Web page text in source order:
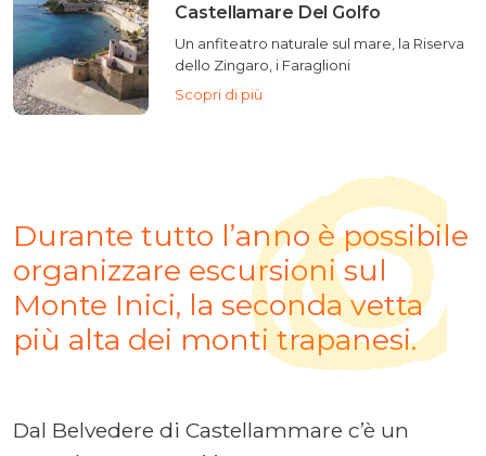
Castellamare Del Golfo
Un anfiteatro naturale sul mare, la Riserva
dello Zingaro, i Faraglioni
Scopri di più
Durante tutto l’anno è possibile
organizzare escursioni sul
Monte Inici, la seconda vetta
più alta dei monti trapanesi.
Dal Belvedere di Castellammare c’è un